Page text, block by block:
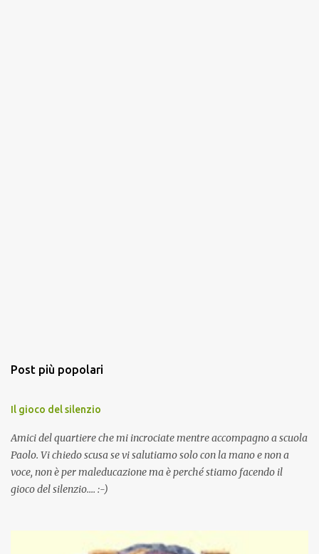
Post più popolari
Il gioco del silenzio
Amici del quartiere che mi incrociate mentre accompagno a scuola
Paolo. Vi chiedo scusa se vi salutiamo solo con la mano e non a
voce, non è per maleducazione ma è perché stiamo facendo il
gioco del silenzio.... :-)